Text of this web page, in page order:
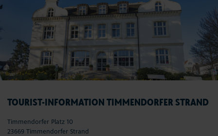
TOURIST-INFORMATION TIMMENDORFER STRAND
Timmendorfer Platz 10
23669 Timmendorfer Strand